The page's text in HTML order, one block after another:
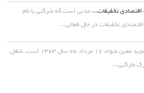
اقتصادی تخفیفات... مدتی است که شرکتی با نام
اقتصادی تخفیفات در حال فعالی...
مجید معین متولد ۱۷ مرداد ماه سال ۱۳۶۳ است. شغل
مارکتی...